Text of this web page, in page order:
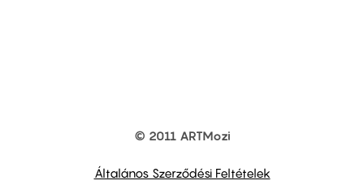
© 2011 ARTMozi
Általános Szerződési Feltételek